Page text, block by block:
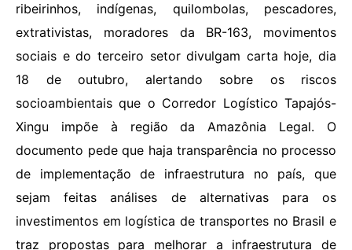
ribeirinhos, indígenas, quilombolas, pescadores,
extrativistas, moradores da BR-163, movimentos
sociais e do terceiro setor divulgam carta hoje, dia
18 de outubro, alertando sobre os riscos
socioambientais que o Corredor Logístico Tapajós-
Xingu impõe à região da Amazônia Legal. O
documento pede que haja transparência no processo
de implementação de infraestrutura no país, que
sejam feitas análises de alternativas para os
investimentos em logística de transportes no Brasil e
traz propostas para melhorar a infraestrutura de